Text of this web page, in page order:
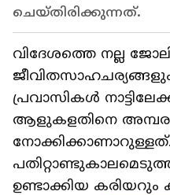
ചെയ്തിരിക്കുന്നത്.
വിദേശത്തെ നല്ല
ജീവിതസാഹചര്യങ്ങളും
പ്രവാസികൾ
ആളുകളതിനെ
ഉണ്ടാക്കിയ